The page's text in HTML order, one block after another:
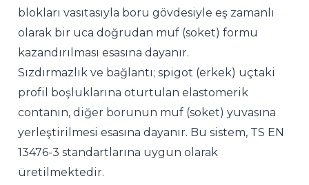
blokları vasıtasıyla boru gövdesiyle eş zamanlı
olarak bir uca doğrudan muf (soket) formu
kazandırılması esasına dayanır.
Sızdırmazlık ve bağlantı; spigot (erkek) uçtaki
profil boşluklarına oturtulan elastomerik
contanın, diğer borunun muf (soket) yuvasına
yerleştirilmesi esasına dayanır. Bu sistem, TS EN
13476-3 standartlarına uygun olarak
üretilmektedir.